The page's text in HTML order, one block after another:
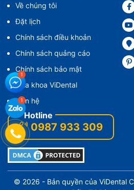
Về chúng tôi
Đặt lịch
Chính sách điều khoản
Chính sách quảng cáo
Chính sách bảo mật
Nha khoa ViDental
Liên hệ
0987 933 309
© 2026 - Bản quyền của ViDental